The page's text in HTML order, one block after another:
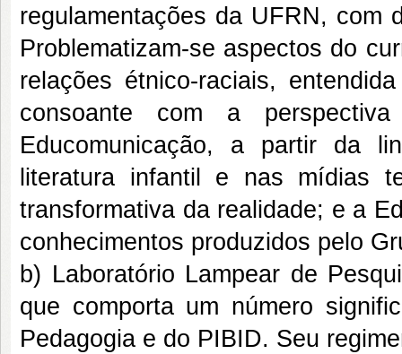
regulamentações da UFRN, com
Problematizam-se aspectos do
relações étnico-raciais,
consoante com a
Educomunicação, a partir da
literatura infantil e nas mídias
transformativa da realidade; e a
conhecimentos produzidos pelo
b) Laboratório Lampear de
que comporta um número
Pedagogia e do PIBID. Seu